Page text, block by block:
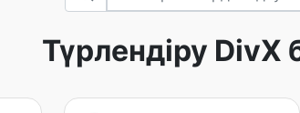
Түрлендіру